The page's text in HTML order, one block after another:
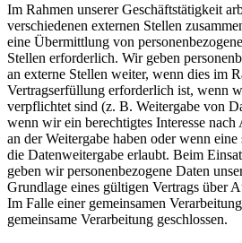
Im Rahmen unserer Geschäftstätigkeit
verschiedenen externen Stellen
eine Übermittlung von
Stellen erforderlich. Wir geben
an externe Stellen weiter, wenn dies im
Vertragserfüllung erforderlich ist, wenn
verpflichtet sind (z. B. Weitergabe von
wenn wir ein berechtigtes Interesse
an der Weitergabe haben oder wenn
die Datenweitergabe erlaubt. Beim
geben wir personenbezogene Daten
Grundlage eines gültigen Vertrags über
Im Falle einer gemeinsamen
gemeinsame Verarbeitung geschlossen.